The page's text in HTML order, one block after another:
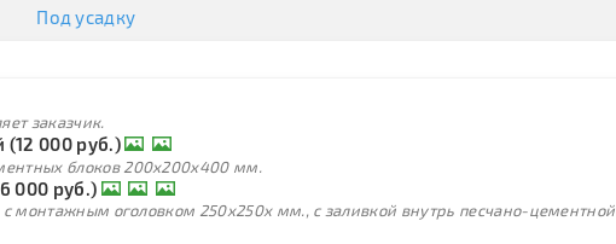
Под усадку
заказчик.
000 руб.)
блоков 200х200х400 мм.
000 руб.)
монтажным оголовком 250х250х мм., с заливкой внутрь песчано-цементной